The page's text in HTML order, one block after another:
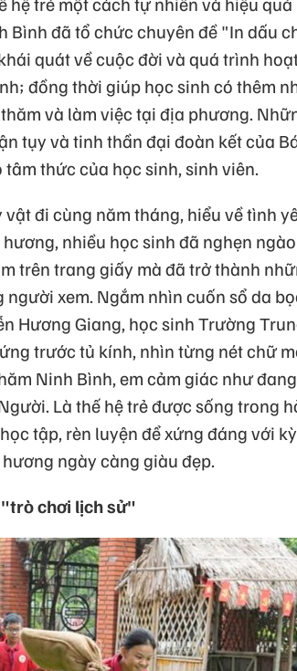
Bình đã tổ chức chuyên đề "In dấu
quát về cuộc đời và quá trình
đồng thời giúp học sinh có thêm
và làm việc tại địa phương.
tụy và tinh thần đại đoàn kết của
thức của học sinh, sinh viên.
đi cùng năm tháng, hiểu về tình
nhiều học sinh đã nghẹn
trên trang giấy mà đã trở thành
xem. Ngắm nhìn cuốn sổ da
Hương Giang, học sinh Trường
trước tủ kính, nhìn từng nét chữ
Ninh Bình, em cảm giác như
Là thế hệ trẻ được sống trong
tập, rèn luyện để xứng đáng với
ngày càng giàu đẹp.
chơi lịch sử"